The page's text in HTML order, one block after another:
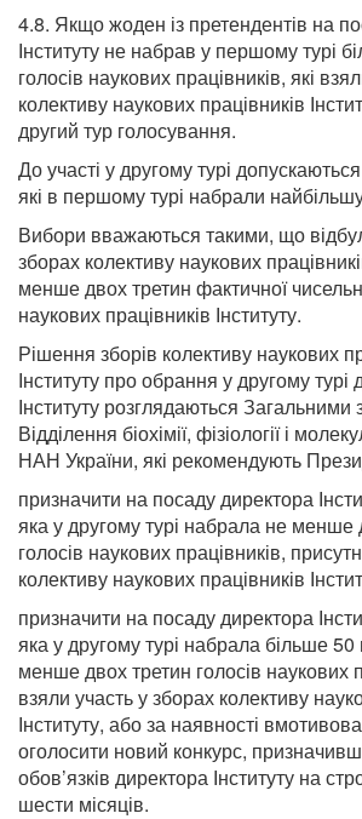
4.8. Якщо жоден із претендентів на
Інституту не набрав у першому турі
голосів наукових працівників, які
колективу наукових працівників
другий тур голосування.
До участі у другому турі
які в першому турі набрали найбільшу
Вибори вважаються такими, що
зборах колективу наукових
менше двох третин фактичної
наукових працівників Інституту.
Рішення зборів колективу наукових
Інституту про обрання у другому турі
Інституту розглядаються Загальними
Відділення біохімії, фізіології і
НАН України, які рекомендують
призначити на посаду директора
яка у другому турі набрала не менше
голосів наукових працівників,
колективу наукових працівників
призначити на посаду директора
яка у другому турі набрала більше 50
менше двох третин голосів наукових
взяли участь у зборах колективу
Інституту, або за наявності
оголосити новий конкурс,
обов’язків директора Інституту на
шести місяців.